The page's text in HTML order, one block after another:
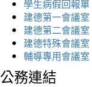
學生病假回報單
建德第一會議室
建德第二會議室
建德特殊會議室
輔導專用會議室
公務連結